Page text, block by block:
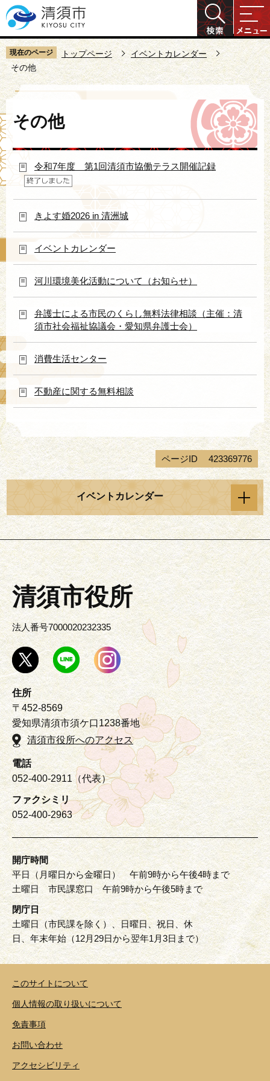
こ
の
ペ
ー
ジ
の
先
頭
で
す
現在のページ トップページ
イベントカレンダー
その他
文
こ
その他
令和7年度 第1回清須市協働テラス開催記録
きよす婚2026 in 清洲城
イベントカレンダー
河川環境美化活動について（お知らせ）
弁護士による市民のくらし無料法律相談（主催：清
須市社会福祉協議会・愛知県弁護士会）
消費生活センター
不動産に関する無料相談
ページID 423369776
イベントカレンダー
清須市役所
法人番号7000020232335
住所
〒452-8569
愛知県清須市須ケ口1238番地
清須市役所へのアクセス
電話
052-400-2911（代表）
ファクシミリ
052-400-2963
開庁時間
平日（月曜日から金曜日） 午前9時から午後4時まで
土曜日 市民課窓口 午前9時から午後5時まで
閉庁日
土曜日（市民課を除く）、日曜日、祝日、休
日、年末年始（12月29日から翌年1月3日まで）
このサイトについて
個人情報の取り扱いについて
免責事項
お問い合わせ
アクセシビリティ